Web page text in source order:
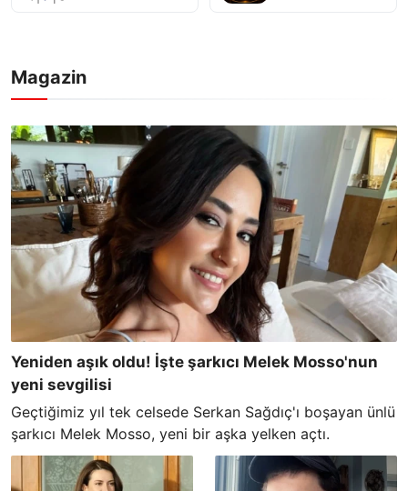
Magazin
Yeniden aşık oldu! İşte şarkıcı Melek Mosso'nun
yeni sevgilisi
Geçtiğimiz yıl tek celsede Serkan Sağdıç'ı boşayan ünlü
şarkıcı Melek Mosso, yeni bir aşka yelken açtı.